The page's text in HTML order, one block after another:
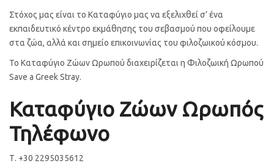
Στόχος μας είναι το Καταφύγιο μας να εξελιχθεί σ’ ένα
εκπαιδευτικό κέντρο εκμάθησης του σεβασμού που οφείλουμε
στα ζώα, αλλά και σημείο επικοινωνίας του φιλοζωικού κόσμου.
Το Καταφύγιο Ζώων Ωρωπού διαχειρίζεται η Φιλοζωική Ωρωπού
Save a Greek Stray.
Καταφύγιο Ζώων Ωρωπός
Τηλέφωνο
Τ. +30 2295035612